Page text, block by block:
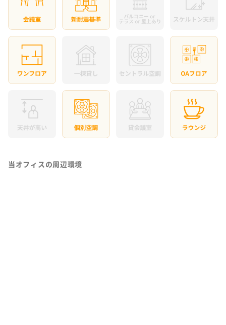
当オフィスの周辺環境